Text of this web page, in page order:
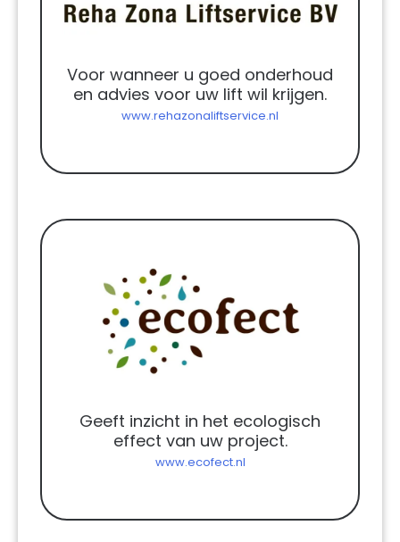
Voor wanneer u goed onderhoud
en advies voor uw lift wil krijgen.
www.rehazonaliftservice.nl
Geeft inzicht in het ecologisch
effect van uw project.
www.ecofect.nl